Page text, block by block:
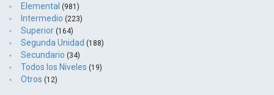
Elemental (981)
Intermedio (223)
Superior (164)
Segunda Unidad (188)
Secundario (34)
Todos los Niveles (19)
Otros (12)